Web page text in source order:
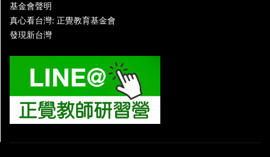
基金會聲明
真心看台灣: 正覺教育基金會
發現新台灣